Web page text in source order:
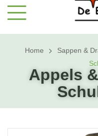
Home Sappen &
Appels